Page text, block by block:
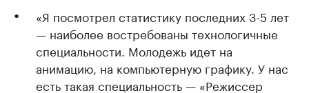
«Я посмотрел статистику последних 3-5 лет
— наиболее востребованы технологичные
специальности. Молодежь идет на
анимацию, на компьютерную графику. У нас
есть такая специальность — «Режиссер